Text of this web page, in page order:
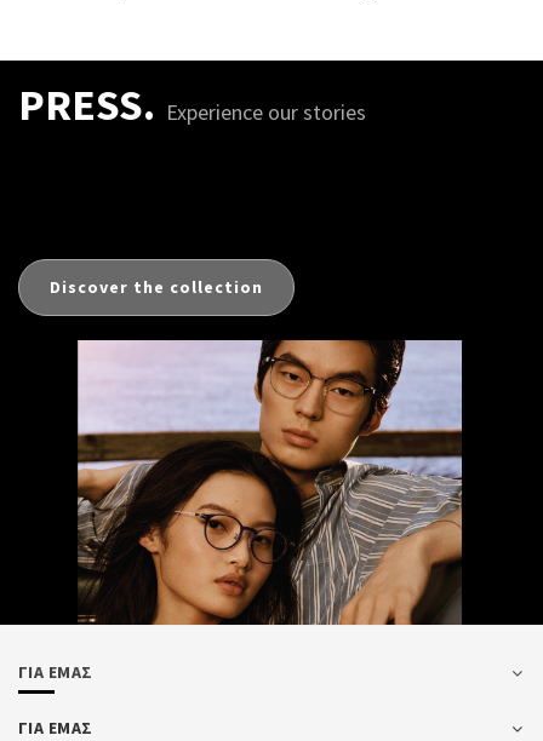
PRESS. Experience our stories
Discover the collection
ΓΙΑ ΕΜΑΣ
ΓΙΑ ΕΜΑΣ